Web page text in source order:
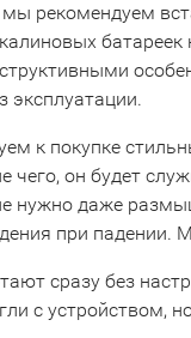
мы рекомендуем
батареек
эксплуатации.
к покупке
чего, он будет
нужно даже
при падении.
сразу без
с устройством,